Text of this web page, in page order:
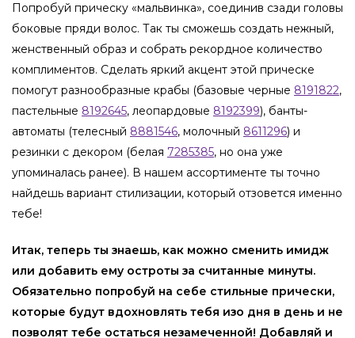
Попробуй прическу «мальвинка», соединив сзади головы
боковые пряди волос. Так ты сможешь создать нежный,
женственный образ и собрать рекордное количество
комплиментов. Сделать яркий акцент этой прическе
помогут разнообразные крабы (базовые черные 8191822,
пастельные 8192645, леопардовые 8192399), банты-
автоматы (телесный 8881546, молочный 8611296) и
резинки с декором (белая 7285385, но она уже
упоминалась ранее). В нашем ассортименте ты точно
найдешь вариант стилизации, который отзовется именно
тебе!
Итак, теперь ты знаешь, как можно сменить имидж
или добавить ему остроты за считанные минуты.
Обязательно попробуй на себе стильные прически,
которые будут вдохновлять тебя изо дня в день и не
позволят тебе остаться незамеченной! Добавляй и